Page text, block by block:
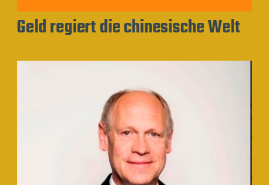
Geld regiert die chinesische Welt